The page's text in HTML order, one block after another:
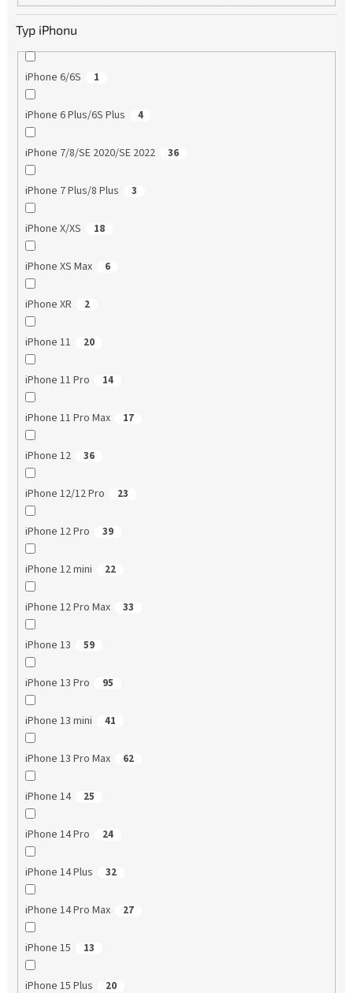
Typ iPhonu
iPhone 6/6S 1
iPhone 6 Plus/6S Plus 4
iPhone 7/8/SE 2020/SE 2022 36
iPhone 7 Plus/8 Plus 3
iPhone X/XS 18
iPhone XS Max 6
iPhone XR 2
iPhone 11 20
iPhone 11 Pro 14
iPhone 11 Pro Max 17
iPhone 12 36
iPhone 12/12 Pro 23
iPhone 12 Pro 39
iPhone 12 mini 22
iPhone 12 Pro Max 33
iPhone 13 59
iPhone 13 Pro 95
iPhone 13 mini 41
iPhone 13 Pro Max 62
iPhone 14 25
iPhone 14 Pro 24
iPhone 14 Plus 32
iPhone 14 Pro Max 27
iPhone 15 13
iPhone 15 Plus 20